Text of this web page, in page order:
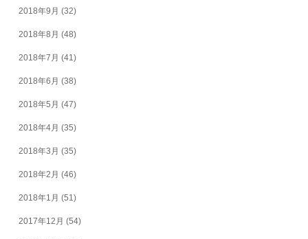
2018年9月 (32)
2018年8月 (48)
2018年7月 (41)
2018年6月 (38)
2018年5月 (47)
2018年4月 (35)
2018年3月 (35)
2018年2月 (46)
2018年1月 (51)
2017年12月 (54)